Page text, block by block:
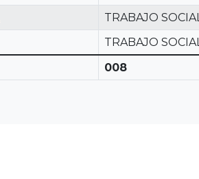
TRABAJO SOCIAL
TRABAJO SOCIAL
008